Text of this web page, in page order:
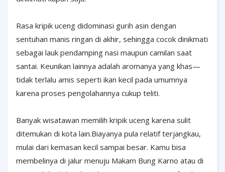
Rasa kripik uceng didominasi gurih asin dengan
sentuhan manis ringan di akhir, sehingga cocok dinikmati
sebagai lauk pendamping nasi maupun camilan saat
santai. Keunikan lainnya adalah aromanya yang khas—
tidak terlalu amis seperti ikan kecil pada umumnya
karena proses pengolahannya cukup teliti.
Banyak wisatawan memilih kripik uceng karena sulit
ditemukan di kota lain.Biayanya pula relatif terjangkau,
mulai dari kemasan kecil sampai besar. Kamu bisa
membelinya di jalur menuju Makam Bung Karno atau di